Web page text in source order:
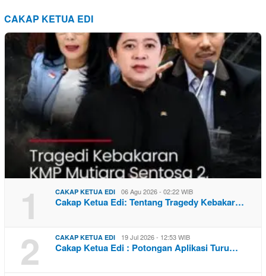
CAKAP KETUA EDI
1 CAKAP KETUA EDI 06 Agu 2026 - 02:22 WIB
Cakap Ketua Edi: Tentang Tragedy Kebakar…
2 CAKAP KETUA EDI 19 Jul 2026 - 12:53 WIB
Cakap Ketua Edi : Potongan Aplikasi Turu…